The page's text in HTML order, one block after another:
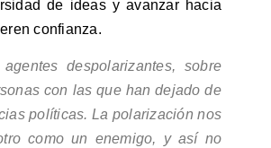
de ideas y avanzar hacia
confianza.
despolarizantes, sobre
con las que han dejado de
políticas. La polarización nos
como un enemigo, y así no